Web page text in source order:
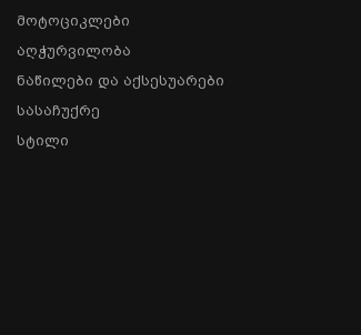
Მოტოციკლები
Აღჭურვილობა
Ნაწილები Და Აქსესუარები
Სასაჩუქრე
Სტილი